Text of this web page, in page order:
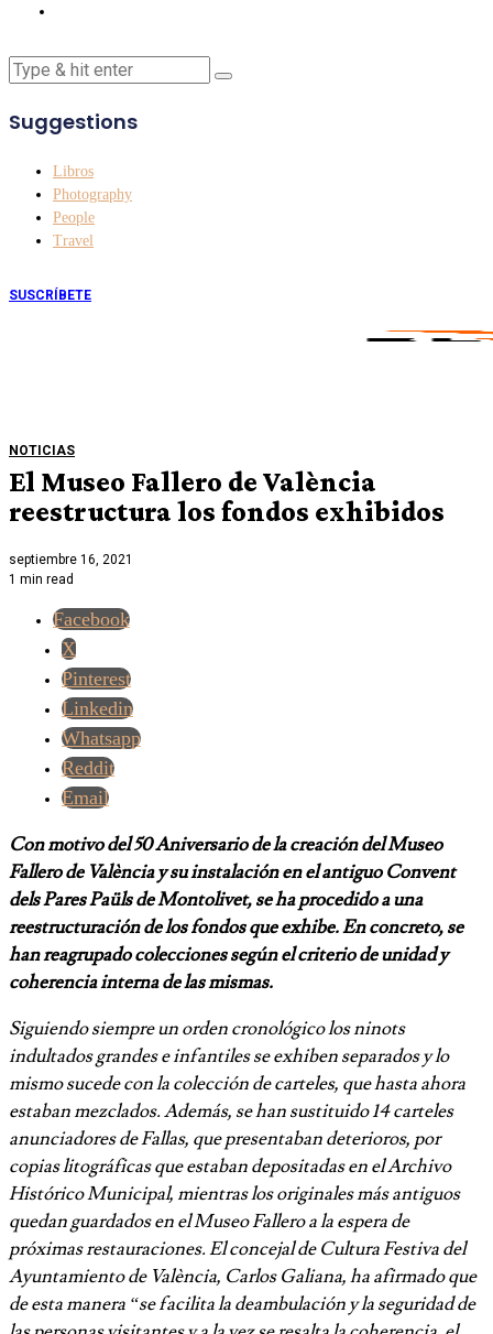
Suggestions
Libros
Photography
People
Travel
SUSCRÍBETE
NOTICIAS
El Museo Fallero de València
reestructura los fondos exhibidos
septiembre 16, 2021
1 min read
Facebook
X
Pinterest
Linkedin
Whatsapp
Reddit
Email
Con motivo del 50 Aniversario de la creación del Museo
Fallero de València y su instalación en el antiguo Convent
dels Pares Paüls de Montolivet, se ha procedido a una
reestructuración de los fondos que exhibe. En concreto, se
han reagrupado colecciones según el criterio de unidad y
coherencia interna de las mismas.
Siguiendo siempre un orden cronológico los ninots
indultados grandes e infantiles se exhiben separados y lo
mismo sucede con la colección de carteles, que hasta ahora
estaban mezclados. Además, se han sustituido 14 carteles
anunciadores de Fallas, que presentaban deterioros, por
copias litográficas que estaban depositadas en el Archivo
Histórico Municipal, mientras los originales más antiguos
quedan guardados en el Museo Fallero a la espera de
próximas restauraciones. El concejal de Cultura Festiva del
Ayuntamiento de València, Carlos Galiana, ha afirmado que
de esta manera “se facilita la deambulación y la seguridad de